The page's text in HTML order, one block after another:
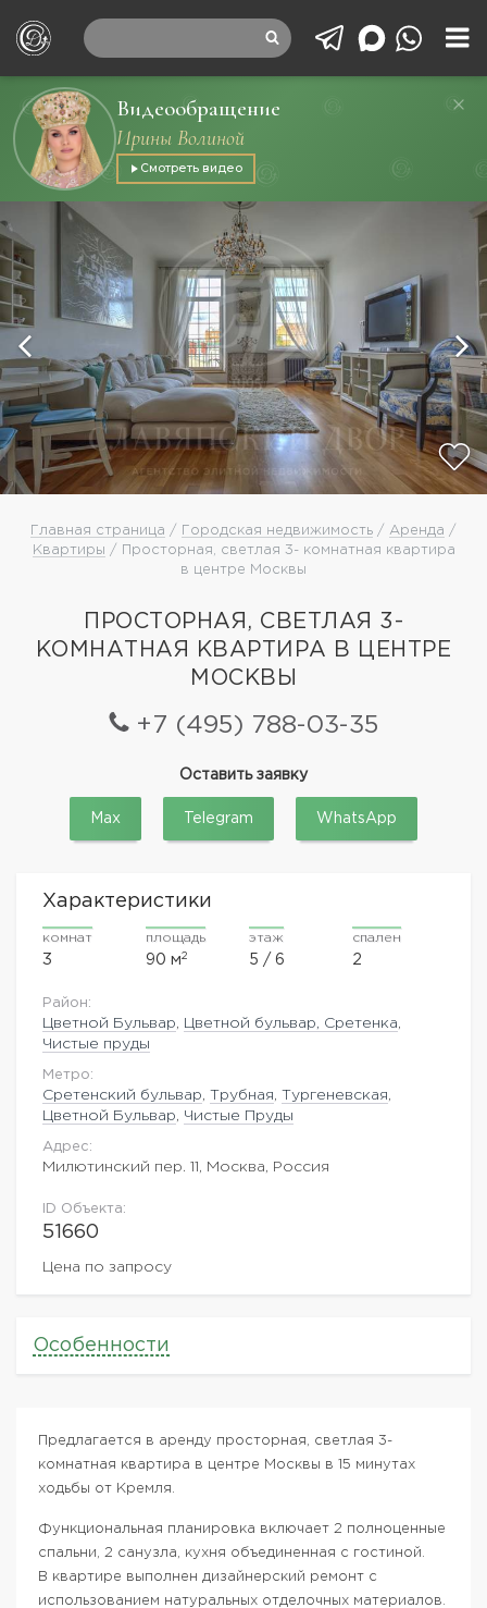
Видеообращение
Ирины Волиной
Смотреть видео
Главная страница / Городская недвижимость / Аренда /
Квартиры / Просторная, светлая 3- комнатная квартира
в центре Москвы
ПРОСТОРНАЯ, СВЕТЛАЯ 3-
КОМНАТНАЯ КВАРТИРА В ЦЕНТРЕ
МОСКВЫ
+7 (495) 788-03-35
Оставить заявку
Max Telegram WhatsApp
Характеристики
комнат
3
площадь
90 м2
этаж
5 / 6
спален
2
Район:
Цветной Бульвар Цветной бульвар, Сретенка
Чистые пруды
Метро:
Сретенский бульвар Трубная Тургеневская
Цветной Бульвар
Чистые Пруды
Адрес:
Милютинский пер. 11, Москва, Россия
ID Объекта:
51660
Цена по запросу
Особенности
Предлагается в аренду просторная, светлая 3-
комнатная квартира в центре Москвы в 15 минутах
ходьбы от Кремля.
Функциональная планировка включает 2 полноценные
спальни, 2 санузла, кухня объединенная с гостиной.
В квартире выполнен дизайнерский ремонт с
использованием натуральных отделочных материалов.